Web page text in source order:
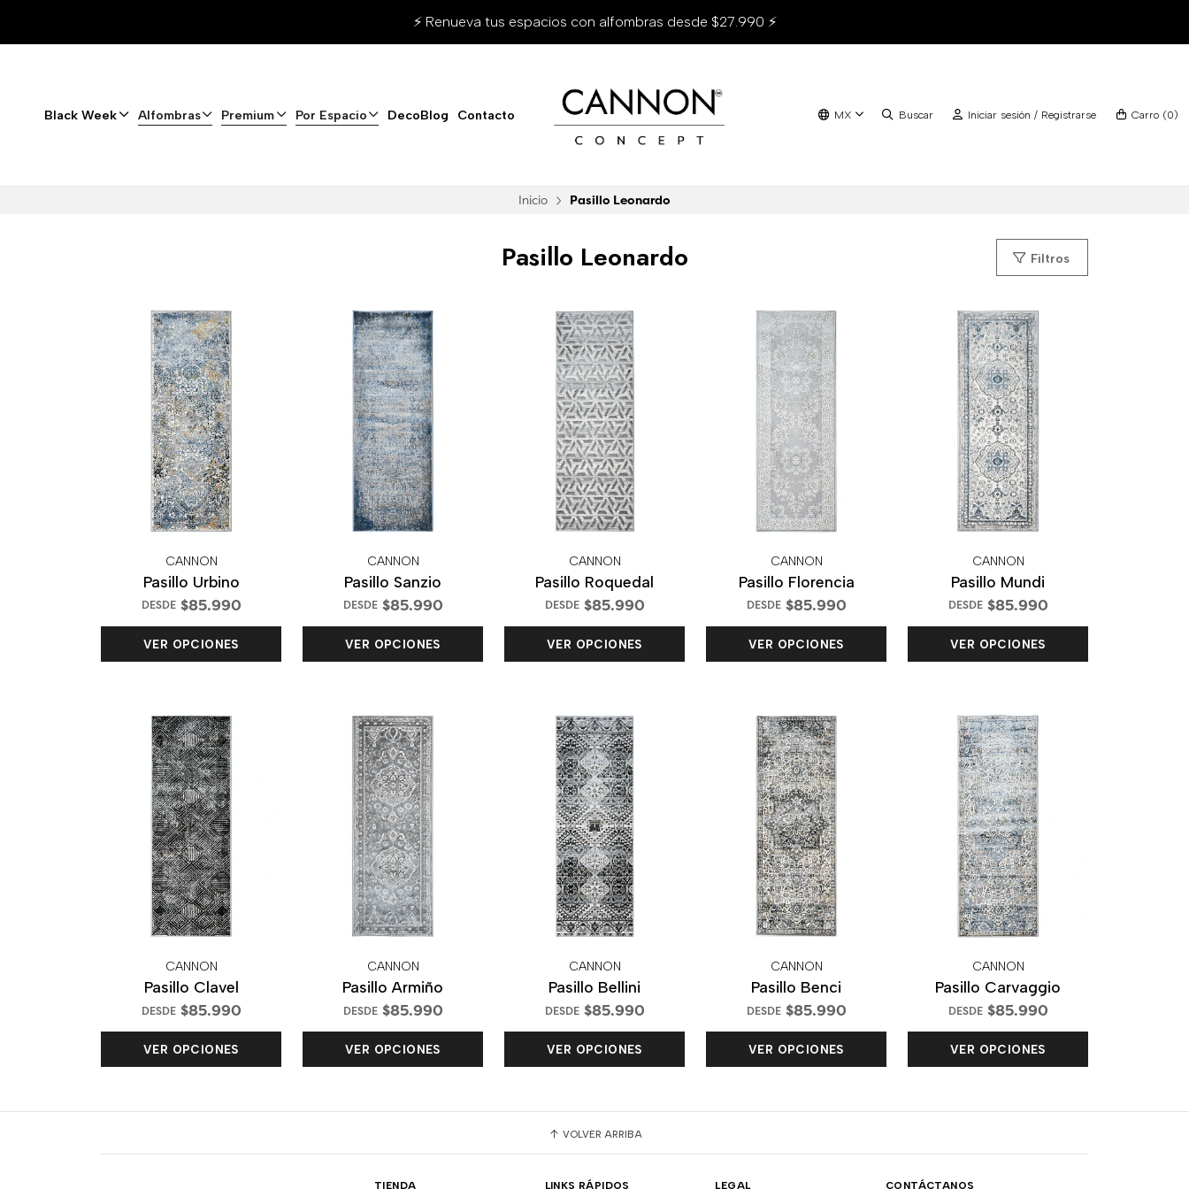
Black Week Alfombras Premium Por Espacio DecoBlog Contacto MX Buscar Iniciar sesión / Registrarse Carro (0)
⚡ Renueva tus espacios con alfombras desde $27.990 ⚡
Inicio Pasillo Leonardo
Pasillo Leonardo Filtros
CANNON
Pasillo Urbino
DESDE $85.990
VER OPCIONES
CANNON
Pasillo Sanzio
DESDE $85.990
VER OPCIONES
CANNON
Pasillo Roquedal
DESDE $85.990
VER OPCIONES
CANNON
Pasillo Florencia
DESDE $85.990
VER OPCIONES
CANNON
Pasillo Mundi
DESDE $85.990
VER OPCIONES
CANNON
Pasillo Clavel
DESDE $85.990
VER OPCIONES
CANNON
Pasillo Armiño
DESDE $85.990
VER OPCIONES
CANNON
Pasillo Bellini
DESDE $85.990
VER OPCIONES
CANNON
Pasillo Benci
DESDE $85.990
VER OPCIONES
CANNON
Pasillo Carvaggio
DESDE $85.990
VER OPCIONES
VOLVER ARRIBA
TIENDA LINKS RÁPIDOS LEGAL CONTÁCTANOS